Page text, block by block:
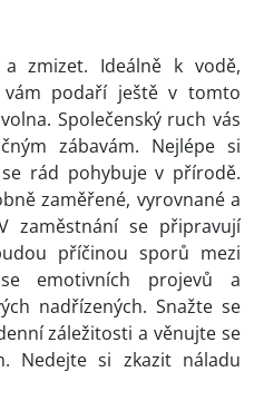
zmizet. Ideálně k vodě,
podaří ještě v tomto
Společenský ruch vás
zábavám. Nejlépe si
rád pohybuje v přírodě.
zaměřené, vyrovnané a
zaměstnání se připravují
příčinou sporů mezi
emotivních projevů a
nadřízených. Snažte se
záležitosti a věnujte se
Nedejte si zkazit náladu